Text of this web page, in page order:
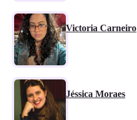
Victoria Carneiro
Jéssica Moraes